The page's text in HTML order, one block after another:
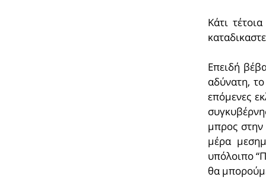
Κάτι
Επειδή
αδύνατη, το
επόμενες
μπρος στην
μέρα
υπόλοιπο
θα